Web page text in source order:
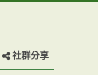
社群分享